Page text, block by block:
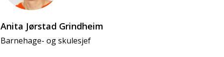
Anita Jørstad Grindheim
Barnehage- og skulesjef